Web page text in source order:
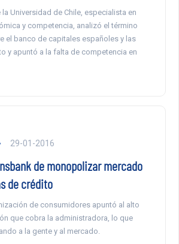
Universidad de Chile, especialista en
y competencia, analizó el término
el banco de capitales españoles y las
y apuntó a la falta de competencia en
29-01-2016
de monopolizar mercado
de crédito
de consumidores apuntó al alto
que cobra la administradora, lo que
a la gente y al mercado.